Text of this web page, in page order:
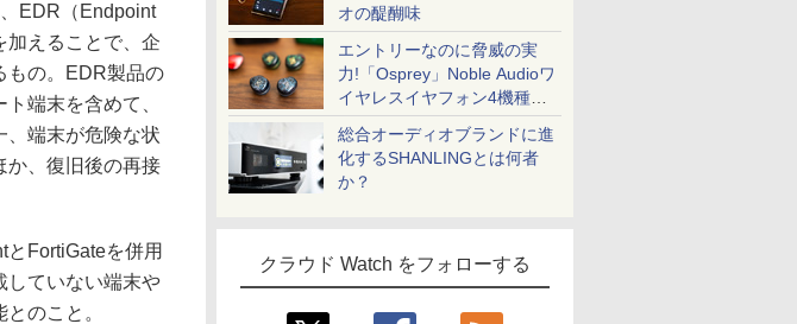
オの醍醐味
エントリーなのに脅威の実
力!「Osprey」Noble Audioワ
イヤレスイヤフォン4機種を
一気に聴く
総合オーディオブランドに進
化するSHANLINGとは何者
か？
クラウド Watch をフォローする
EDR（Endpoint
加えることで、企
もの。EDR製品の
端末を含めて、
、端末が危険な状
か、復旧後の再接
FortiGateを併用
していない端末や
のこと。